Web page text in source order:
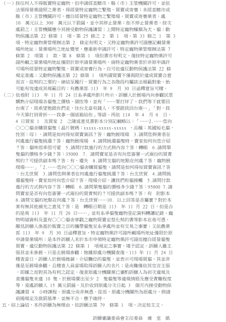
（一）按任何人不得販賣特定寵物，但申請經直轄市、縣（市）主管機關許可，並依
法領得營業證照之業者，得經營特定寵物之繁殖、買賣或寄養；未經直轄市或
縣（市）主管機關許可，擅自經營特定寵物之繁殖場、買賣或寄養業者，處
10 萬元以上 300 萬元以下罰鍰，並令其停止營業；拒不停止營業者，按次
處罰之；主管機關應令其接受動物保護講習；上開特定寵物種類為犬、貓；動
物保護法第 22 條第 1 項、第 25 條之 2 第 1 項、第 33 條之 1 第 3
項、特定寵物業管理辦法第 2 條定有明文。又特定寵物業許可證應記載營業
場所地址；營業場所之地址變更，應重新申請許可；特定寵物業管理辦法第 7
條第 2 項第 1 款、第 8 條第 1 項但書亦有明文。復按特定寵物業許可
證所載之營業場所地址僅限於原申請營業場所，倘特定寵物業者於非原申請許
可場所經營特定寵物繁殖、買賣或寄養行為，自可依違反動物保護法第 22 條
規定查處；又動物保護法第 22 條第 1 項所謂買賣不僅侷限於達成買賣合意
而言，從契約之要約、締結至履行，買賣行為之各階段均屬該法規範對象，始
可能有效達成其規範目的；有農業部 113 年 9 月 30 日函釋意旨可稽。
（二）依卷附 113 年 11 月 24 日系爭處所影片所示，訴願人於展場內向參觀民眾
嫻熟介紹現場各貓隻之價格、個性等，並有「……要打烊了，我們等下就要回
台南了，我希望牠跟你們走，住台北當有錢人，不要跟我回台南…」「對，我
今天算打到骨折……我拿一個紙箱給你」等語。再依 114 年 4 月 6 日、
4 日買家 1 及買家 2 之陳述意見書影本分別記載略以：「……2.……您向
○○○貓舍購買貓隻（晶片號碼：xxxxx-xxxxx-xxxxx ，品種：英國短毛貓，
性別：母），請問是如何得知買賣資訊？答：寵物展現場 3.請問您與業者在
何處進行貓隻挑選？答：寵物展現場 4.請問挑選貓隻時，賣家如何向您介紹
？答：貓咪很乖很可愛 5.請問付款進行的方式與內容？答：轉帳 6.請問單
隻貓的價格多少錢？答：35000 7. 請問賣家是否有向您簽署一式兩份的買責
契約？可提供副本嗎？答：有，遺失 8.請問交貓的地點在何處？答：寵物展
現場……」「2.……您向○○○貓舍購買貓隻，請問是如何得知買賣資訊？答
：台北世貿 3.請問您與業者在何處進行貓隻挑選？答：台北世貿 4.請問挑
選貓隻時，賣家如何向您介紹？答：現場介紹，讓我們和貓接觸 5.請問付款
進行的方式與內容？答：轉帳 6.請問單隻貓的價格多少錢？答：95000 7.請
問賣家是否有向您簽署一式兩份的買責契約？可提供副本嗎？答：有 附影本
8.請問交貓的地點在何處？答：台北世貿……10. 以上回答是否屬實？對於本
案有無其他補充之意見？答：是 轉帳日期是 113 年 11 月 22 日，但是合
約是寫 113 年 11 月 26 日……」並有系爭貓隻寵物登記資料轉讓紀錄、寵
物明細資料及蓋有○○○貓舍章戳之寵物買賣定型化契約書等影本在卷可憑，
顯見訴願人係基於販賣之目的攜帶貓隻至系爭處所並有交易之事實；又依農業
部 113 年 9 月 30 日函釋意旨，特定寵物業許可證所載場所地址僅限於原
申請營業場所；是本件訴願人未於本市申領特定寵物業許可證而擅自經營貓隻
買賣，違反動物保護法第 22 條第 1 項規定之事實，堪予認定。訴願人雖主
張其並未參展，只是去展場參觀；惟據原處分機關查復，113 年 11 月 24 日
稽查當日，訴願人於展場推銷、介紹攤位的貓隻，並表示可現場買貓，其並非
僅是至展場參觀，且稽查人員當場取得訴願人的名片；是尚難僅依其空言主張
，即據之而對其為有利之認定。復查原處分機關業已審酌訴願人為初次違規及
查獲貓隻未達 10 隻、於展場賣出至少 2 隻貓隻等違規情節及應受責難程度
等，爰處訴願人 15 萬元罰鍰，及於收到原處分次日起 3 個月內接受動物保
護講習 4 小時課程，原處分尚非無憑。從而，原處分機關所為原處分，揆諸
前揭規定及裁罰基準，並無不合，應予維持。
五、綜上論結，本件訴願為無理由，依訴願法第 79 條第 1 項，決定如主文。
訴願審議委員會主任委員 連 堂 凱